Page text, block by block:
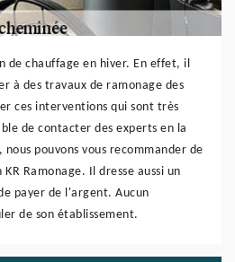
de chauffage en hiver. En effet, il
à des travaux de ramonage des
ces interventions qui sont très
de contacter des experts en la
pouvons vous recommander de
Ramonage. Il dresse aussi un
payer de l'argent. Aucun
de son établissement.